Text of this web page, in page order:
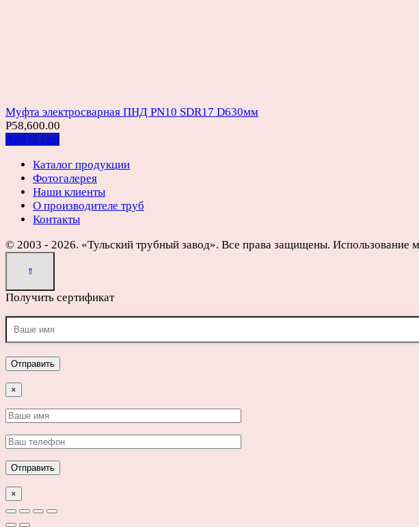
Муфта электросварная ПНД PN10 SDR17 D630мм
Р58,600.00
Add to cart
Каталог продукции
Фотогалерея
Наши клиенты
О производителе труб
Контакты
© 2003 - 2026. «Тульский трубный завод». Все права защищены. Использование
Получить сертификат
×
×